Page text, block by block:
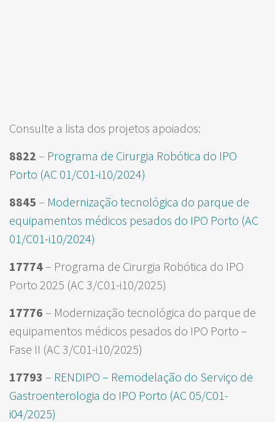
Consulte a lista dos projetos apoiados:
8822 – Programa de Cirurgia Robótica do IPO
Porto (AC 01/C01-i10/2024)
8845 – Modernização tecnológica do parque de
equipamentos médicos pesados do IPO Porto (AC
01/C01-i10/2024)
17774– Programa de Cirurgia Robótica do IPO
Porto 2025 (AC 3/C01-i10/2025)
17776 – Modernização tecnológica do parque de
equipamentos médicos pesados do IPO Porto –
Fase II (AC 3/C01-i10/2025)
17793 – RENDIPO – Remodelação do Serviço de
Gastroenterologia do IPO Porto (AC 05/C01-
i04/2025)